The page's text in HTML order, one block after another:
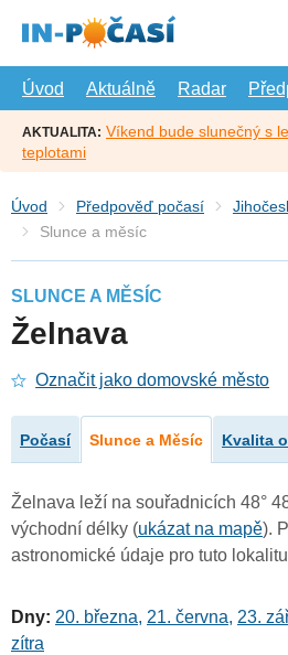
hlavní
Úvod
Aktuálně Radar
AKTUALITA: Víkend bude slunečný s
teplotami
Úvod Předpověď počasí
Slunce a měsíc
SLUNCE A MĚSÍC
Želnava
Označit jako domovské město
Počasí Slunce a Měsíc Kvalita
Želnava leží na souřadnicích 48°
východní délky (ukázat na mapě).
astronomické údaje pro tuto
Dny: 20. března, 21. června, 23.
zítra